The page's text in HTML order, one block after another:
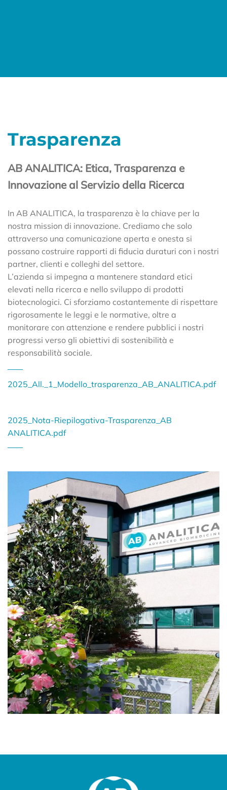
Trasparenza
AB ANALITICA: Etica, Trasparenza e
Innovazione al Servizio della Ricerca
In AB ANALITICA, la trasparenza è la chiave per la
nostra mission di innovazione. Crediamo che solo
attraverso una comunicazione aperta e onesta si
possano costruire rapporti di fiducia duraturi con i nostri
partner, clienti e colleghi del settore.
L’azienda si impegna a mantenere standard etici
elevati nella ricerca e nello sviluppo di prodotti
biotecnologici. Ci sforziamo costantemente di rispettare
rigorosamente le leggi e le normative, oltre a
monitorare con attenzione e rendere pubblici i nostri
progressi verso gli obiettivi di sostenibilità e
responsabilità sociale.
2025_All._1_Modello_trasparenza_AB_ANALITICA.pdf
2025_Nota-Riepilogativa-Trasparenza_AB
ANALITICA.pdf